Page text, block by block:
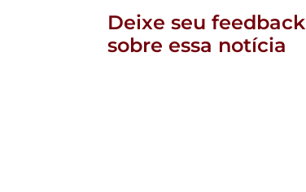
Deixe seu feedback
sobre essa notícia